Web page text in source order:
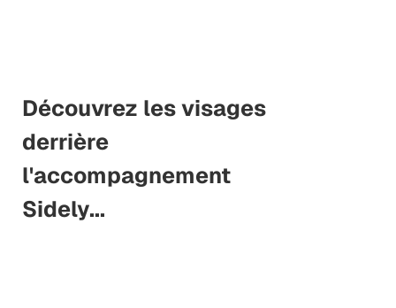
Découvrez les visages
derrière
l'accompagnement
Sidely...